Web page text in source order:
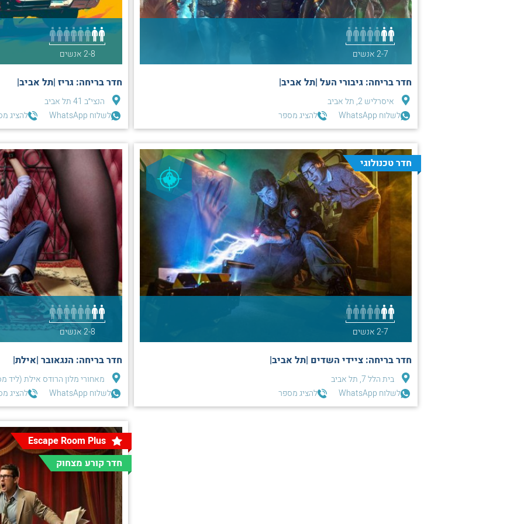
2-8 אנשים
חדר בריחה: גריז |תל אביב|
הנצי״ב 41 תל אביב
לשלוח WhatsApp
להציג
2-7 אנשים
חדר בריחה: גיבורי העל |תל אביב|
איסרליש 2, תל אביב
לשלוח WhatsApp
להציג מספר
2-8 אנשים
חדר בריחה: הנגאובר |אילת|
מאחורי מלון הרודס אילת (ליד
לשלוח WhatsApp
להציג
חדר טכנולוגי
2-7 אנשים
חדר בריחה: ציידי השדים |תל אביב|
בית הלל 7, תל אביב
לשלוח WhatsApp
להציג מספר
Escape Room Plus
חדר קורע מצחוק